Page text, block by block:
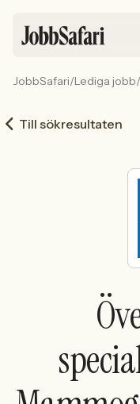
Arbetsliv och
För arbetsgivare
Sök med AI
Ny här? Skapa
JobbSafari/Lediga jobb/
Till sökresultaten